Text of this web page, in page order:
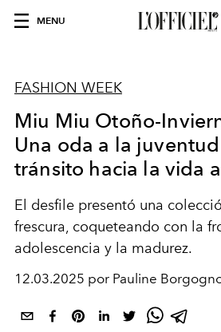
MENU
FASHION WEEK
Miu Miu Otoño-
Una oda a la
tránsito hacia la vida
El desfile presentó una
frescura, coqueteando con la
adolescencia y la madurez.
12.03.2025 por Pauline